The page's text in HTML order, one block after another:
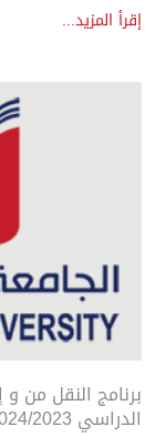
إقرأ المزيد...
برنامج النقل من
الدراسي 2024/2023 اعتباراً من السبت 2024/6/22